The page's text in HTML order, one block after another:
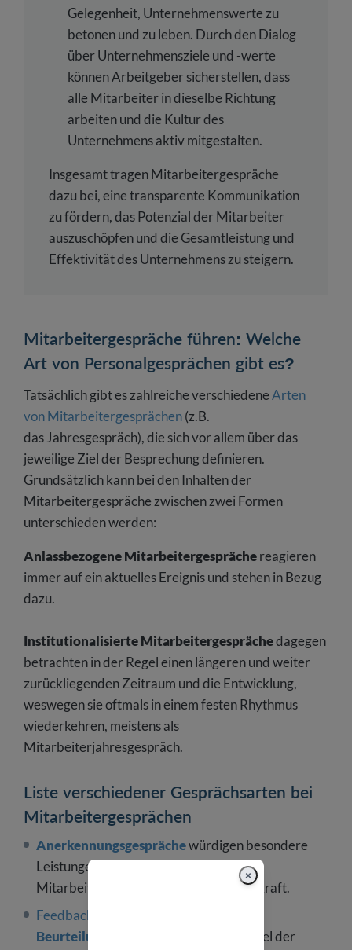
Gelegenheit, Unternehmenswerte zu
betonen und zu leben. Durch den Dialog
über Unternehmensziele und -werte
können Arbeitgeber sicherstellen, dass
alle Mitarbeiter in dieselbe Richtung
arbeiten und die Kultur des
Unternehmens aktiv mitgestalten.
Insgesamt tragen Mitarbeitergespräche
dazu bei, eine transparente Kommunikation
zu fördern, das Potenzial der Mitarbeiter
auszuschöpfen und die Gesamtleistung und
Effektivität des Unternehmens zu steigern.
Mitarbeitergespräche führen: Welche
Art von Personalgesprächen gibt es?
Tatsächlich gibt es zahlreiche verschiedeneArten
von Mitarbeitergesprächen(z.B.
das Jahresgespräch), die sich vor allem über das
jeweilige Ziel der Besprechung definieren.
Grundsätzlich kann bei den Inhalten der
Mitarbeitergespräche zwischen zwei Formen
unterschieden werden:
Anlassbezogene Mitarbeitergesprächereagieren
immer auf ein aktuelles Ereignis und stehen in Bezug
dazu.
Institutionalisierte Mitarbeitergesprächedagegen
betrachten in der Regel einen längeren und weiter
zurückliegenden Zeitraum und die Entwicklung,
weswegen sie oftmals in einem festen Rhythmus
wiederkehren, meistens als
Mitarbeiterjahresgespräch.
Liste verschiedener Gesprächsarten bei
Mitarbeitergesprächen
Anerkennungsgesprächewürdigen besondere
Leistungen oder positives Verhalten der
Mitarbeiter, häufig durch die Führungskraft.
Feedbackgespräche
Beurteilungsgespräche
stellen ein Mittel der
×